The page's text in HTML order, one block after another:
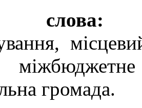
слова:
громада.